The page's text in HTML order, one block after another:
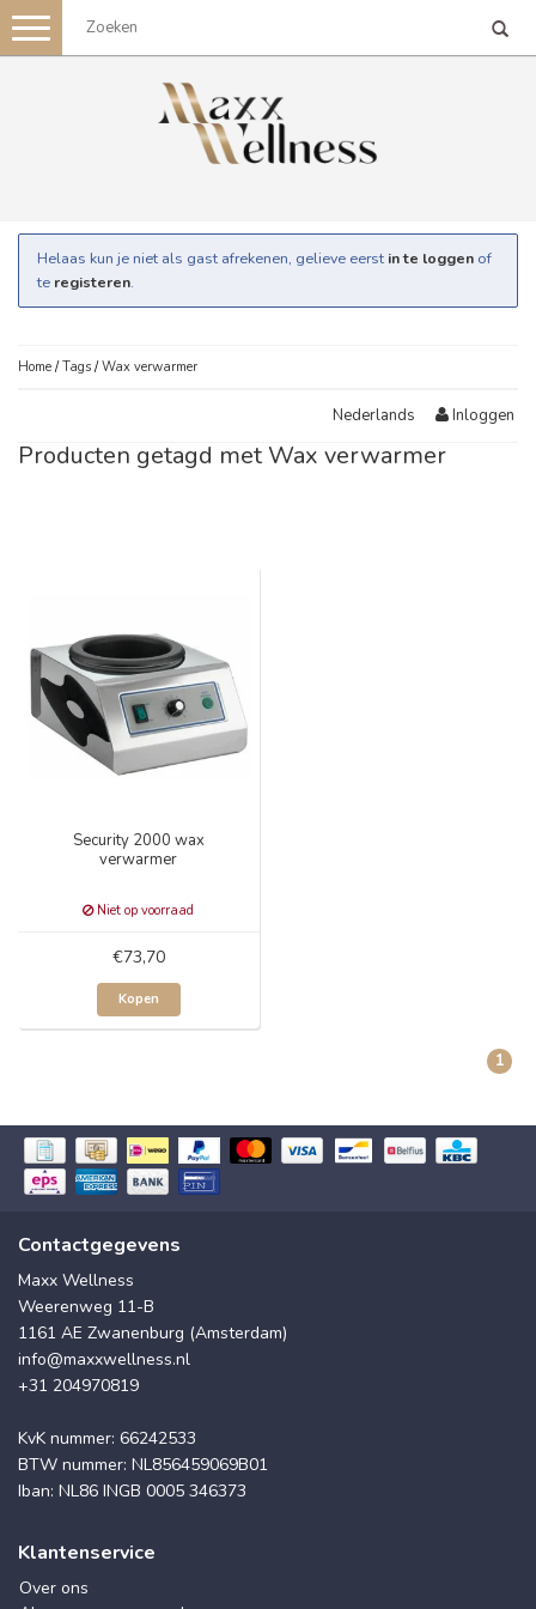
Toggle
navigation
Helaas kun je niet als gast afrekenen, gelieve eerst in te loggen of
te registeren.
Home /Tags /Wax verwarmer
Nederlands Inloggen
Producten getagd met Wax verwarmer
Security 2000 wax
verwarmer
Niet op voorraad
€73,70
Kopen
1
Contactgegevens
Maxx Wellness
Weerenweg 11-B
1161 AE Zwanenburg (Amsterdam)
info@maxxwellness.nl
+31 204970819
KvK nummer: 66242533
BTW nummer: NL856459069B01
Iban: NL86 INGB 0005 346373
Klantenservice
Over ons